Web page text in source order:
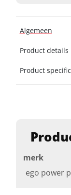
merk
ego power
Algemeen
Product details
Product